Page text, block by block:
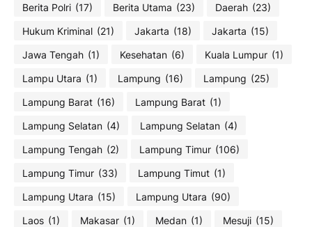
Berita Polri (17) Berita Utama (23) Daerah (23)
Hukum Kriminal (21) Jakarta (18) Jakarta (15)
Jawa Tengah (1) Kesehatan (6) Kuala Lumpur (1)
Lampu Utara (1) Lampung (16) Lampung (25)
Lampung Barat (16) Lampung Barat (1)
Lampung Selatan (4) Lampung Selatan (4)
Lampung Tengah (2) Lampung Timur (106)
Lampung Timur (33) Lampung Timut (1)
Lampung Utara (15) Lampung Utara (90)
Laos (1) Makasar (1) Medan (1) Mesuji (15)